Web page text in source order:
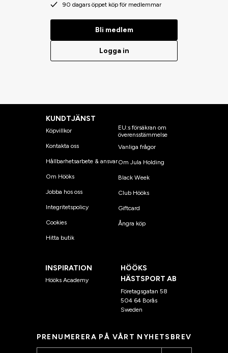
90 dagars öppet köp för medlemmar
Bli medlem
Logga in
KUNDTJÄNST
Köpvillkor
Kontakta oss
Hållbarhetsarbete & ansvar
Om Hööks
Jobba hos oss
Integritetspolicy
Cookies
Hitta butik
EU:s försäkran om
överensstämmelse
Vanliga frågor
Om Jula Holding
Black Week
Club Hööks
Giftcard
Ångra köp
INSPIRATION
Hööks Academy
HÖÖKS
HÄSTSPORT AB
Företagsgatan 58
504 64 Borås
Sweden
PRENUMERERA PÅ VÅRT NYHETSBREV